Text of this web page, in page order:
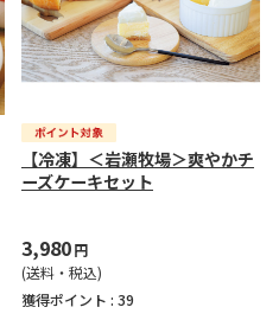
【冷凍】＜岩瀬牧場＞爽やかチ
ーズケーキセット
3,980円
(送料・税込)
獲得ポイント : 39